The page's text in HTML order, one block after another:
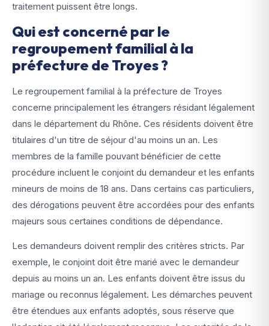
traitement puissent être longs.
Qui est concerné par le
regroupement familial à la
préfecture de Troyes ?
Le regroupement familial à la préfecture de Troyes
concerne principalement les étrangers résidant légalement
dans le département du Rhône. Ces résidents doivent être
titulaires d'un titre de séjour d'au moins un an. Les
membres de la famille pouvant bénéficier de cette
procédure incluent le conjoint du demandeur et les enfants
mineurs de moins de 18 ans. Dans certains cas particuliers,
des dérogations peuvent être accordées pour des enfants
majeurs sous certaines conditions de dépendance.
Les demandeurs doivent remplir des critères stricts. Par
exemple, le conjoint doit être marié avec le demandeur
depuis au moins un an. Les enfants doivent être issus du
mariage ou reconnus légalement. Les démarches peuvent
être étendues aux enfants adoptés, sous réserve que